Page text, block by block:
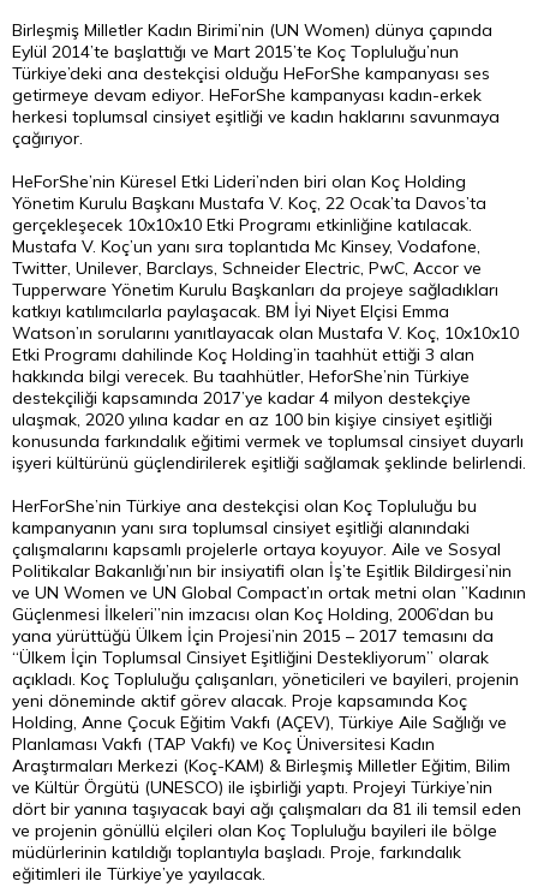
Birleşmiş Milletler Kadın Birimi’nin (UN Women) dünya çapında
Eylül 2014’te başlattığı ve Mart 2015’te Koç Topluluğu’nun
Türkiye’deki ana destekçisi olduğu HeForShe kampanyası ses
getirmeye devam ediyor. HeForShe kampanyası kadın-erkek
herkesi toplumsal cinsiyet eşitliği ve kadın haklarını savunmaya
çağırıyor.
HeForShe’nin Küresel Etki Lideri’nden biri olan Koç Holding
Yönetim Kurulu Başkanı Mustafa V. Koç, 22 Ocak’ta Davos’ta
gerçekleşecek 10x10x10 Etki Programı etkinliğine katılacak.
Mustafa V. Koç’un yanı sıra toplantıda Mc Kinsey, Vodafone,
Twitter, Unilever, Barclays, Schneider Electric, PwC, Accor ve
Tupperware Yönetim Kurulu Başkanları da projeye sağladıkları
katkıyı katılımcılarla paylaşacak. BM İyi Niyet Elçisi Emma
Watson’ın sorularını yanıtlayacak olan Mustafa V. Koç, 10x10x10
Etki Programı dahilinde Koç Holding’in taahhüt ettiği 3 alan
hakkında bilgi verecek. Bu taahhütler, HeforShe’nin Türkiye
destekçiliği kapsamında 2017’ye kadar 4 milyon destekçiye
ulaşmak, 2020 yılına kadar en az 100 bin kişiye cinsiyet eşitliği
konusunda farkındalık eğitimi vermek ve toplumsal cinsiyet duyarlı
işyeri kültürünü güçlendirilerek eşitliği sağlamak şeklinde belirlendi.
HerForShe’nin Türkiye ana destekçisi olan Koç Topluluğu bu
kampanyanın yanı sıra toplumsal cinsiyet eşitliği alanındaki
çalışmalarını kapsamlı projelerle ortaya koyuyor. Aile ve Sosyal
Politikalar Bakanlığı’nın bir insiyatifi olan İş’te Eşitlik Bildirgesi’nin
ve UN Women ve UN Global Compact’ın ortak metni olan ”Kadının
Güçlenmesi İlkeleri”nin imzacısı olan Koç Holding, 2006’dan bu
yana yürüttüğü Ülkem İçin Projesi’nin 2015 – 2017 temasını da
“Ülkem İçin Toplumsal Cinsiyet Eşitliğini Destekliyorum” olarak
açıkladı. Koç Topluluğu çalışanları, yöneticileri ve bayileri, projenin
yeni döneminde aktif görev alacak. Proje kapsamında Koç
Holding, Anne Çocuk Eğitim Vakfı (AÇEV), Türkiye Aile Sağlığı ve
Planlaması Vakfı (TAP Vakfı) ve Koç Üniversitesi Kadın
Araştırmaları Merkezi (Koç-KAM) & Birleşmiş Milletler Eğitim, Bilim
ve Kültür Örgütü (UNESCO) ile işbirliği yaptı. Projeyi Türkiye’nin
dört bir yanına taşıyacak bayi ağı çalışmaları da 81 ili temsil eden
ve projenin gönüllü elçileri olan Koç Topluluğu bayileri ile bölge
müdürlerinin katıldığı toplantıyla başladı. Proje, farkındalık
eğitimleri ile Türkiye’ye yayılacak.